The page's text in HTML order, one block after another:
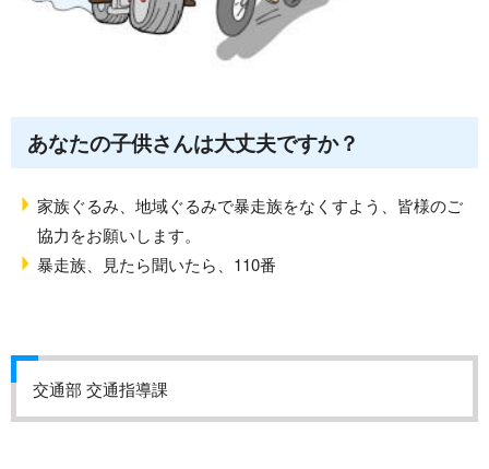
あなたの子供さんは大丈夫ですか？
家族ぐるみ、地域ぐるみで暴走族をなくすよう、皆様のご
協力をお願いします。
暴走族、見たら聞いたら、110番
交通部 交通指導課